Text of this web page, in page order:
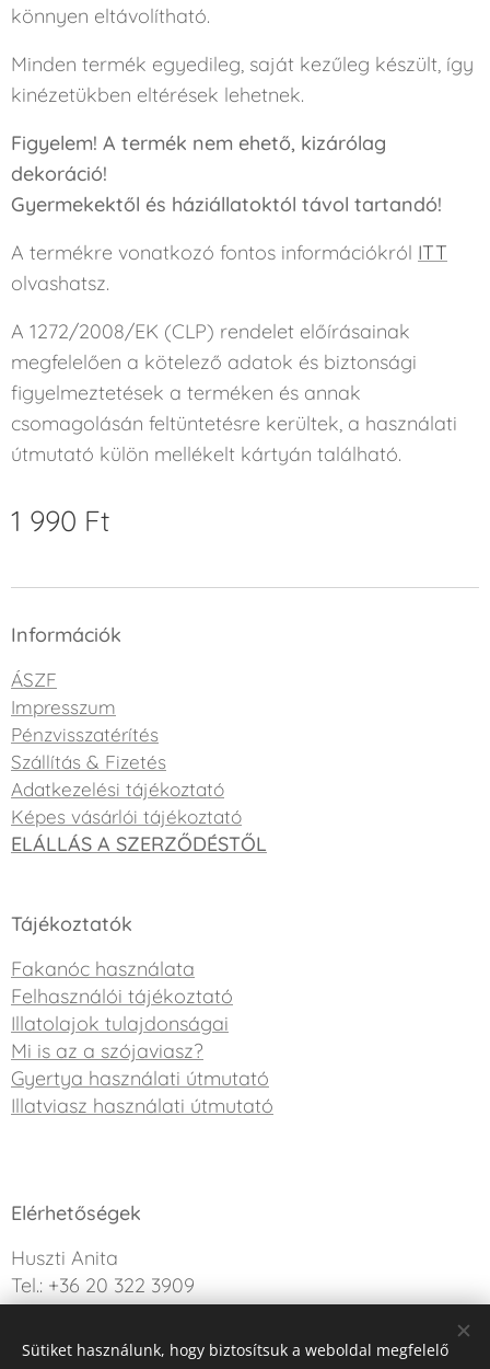
könnyen eltávolítható.
Minden termék egyedileg, saját kezűleg készült, így
kinézetükben eltérések lehetnek.
Figyelem! A termék nem ehető, kizárólag
dekoráció!
Gyermekektől és háziállatoktól távol tartandó!
A termékre vonatkozó fontos információkról ITT
olvashatsz.
A 1272/2008/EK (CLP) rendelet előírásainak
megfelelően a kötelező adatok és biztonsági
figyelmeztetések a terméken és annak
csomagolásán feltüntetésre kerültek, a használati
útmutató külön mellékelt kártyán található.
1 990 Ft
Információk
ÁSZF
Impresszum
Pénzvisszatérítés
Szállítás & Fizetés
Adatkezelési tájékoztató
Képes vásárlói tájékoztató
ELÁLLÁS A SZERZŐDÉSTŐL
Tájékoztatók
Fakanóc használata
Felhasználói tájékoztató
Illatolajok tulajdonságai
Mi is az a szójaviasz?
Gyertya használati útmutató
Illatviasz használati útmutató
Elérhetőségek
Huszti Anita
Tel.: +36 20 322 3909
Kérdésed van? Írj nekünk!
Sütiket használunk, hogy biztosítsuk a weboldal megfelelő